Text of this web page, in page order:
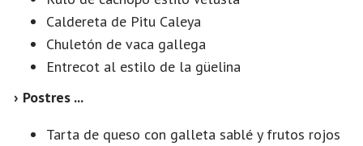
Caldereta de Pitu Caleya
Chuletón de vaca gallega
Entrecot al estilo de la güelina
› Postres ...
Tarta de queso con galleta sablé y frutos rojos